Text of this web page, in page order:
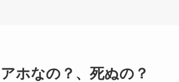
ホなの？、死ぬの？